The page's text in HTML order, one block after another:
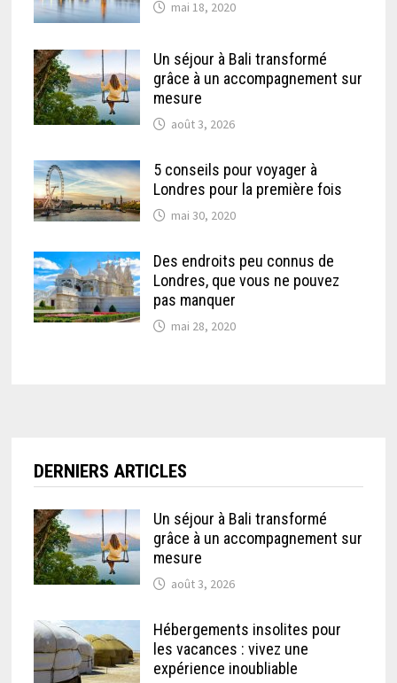
mai 18, 2020
Un séjour à Bali transformé
grâce à un accompagnement sur
mesure
août 3, 2026
5 conseils pour voyager à
Londres pour la première fois
mai 30, 2020
Des endroits peu connus de
Londres, que vous ne pouvez
pas manquer
mai 28, 2020
DERNIERS ARTICLES
Un séjour à Bali transformé
grâce à un accompagnement sur
mesure
août 3, 2026
Hébergements insolites pour
les vacances : vivez une
expérience inoubliable